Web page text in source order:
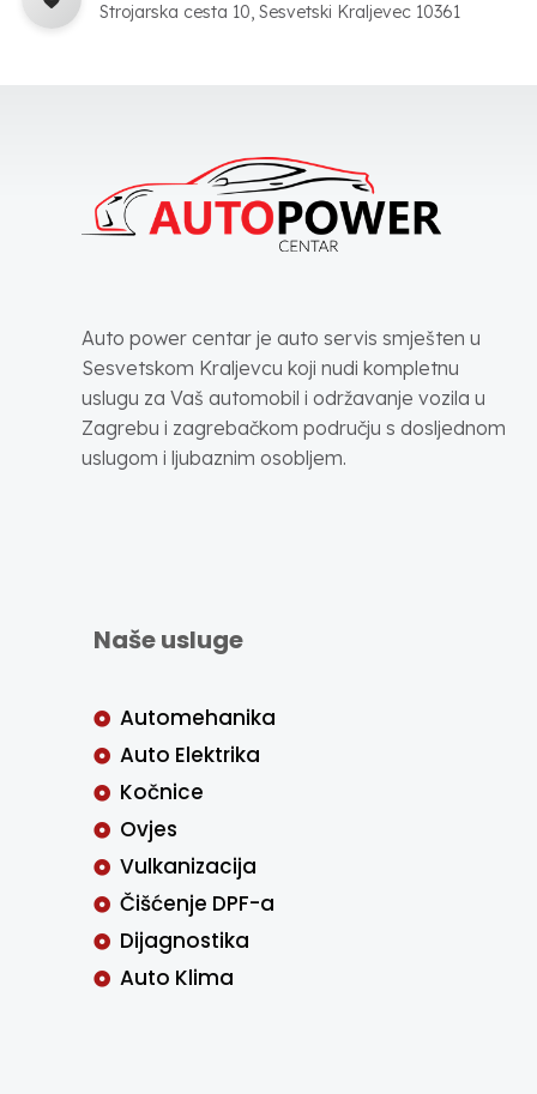
Strojarska cesta 10, Sesvetski Kraljevec 10361
Auto power centar je auto servis smješten u
Sesvetskom Kraljevcu koji nudi kompletnu
uslugu za Vaš automobil i održavanje vozila u
Zagrebu i zagrebačkom području s dosljednom
uslugom i ljubaznim osobljem.
Naše usluge
Automehanika
Auto Elektrika
Kočnice
Ovjes
Vulkanizacija
Čišćenje DPF-a
Dijagnostika
Auto Klima